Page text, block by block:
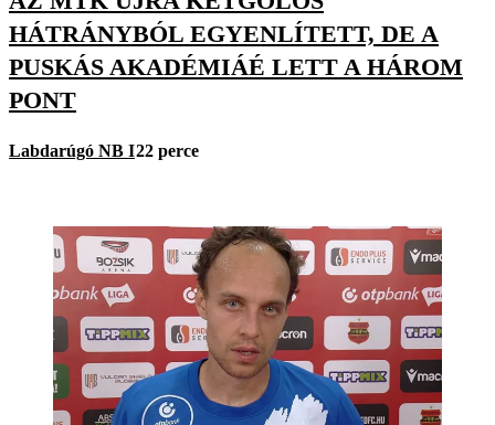
HÁTRÁNYBÓL EGYENLÍTETT, DE A
PUSKÁS AKADÉMIÁÉ LETT A HÁROM
PONT
Labdarúgó NB I22 perce